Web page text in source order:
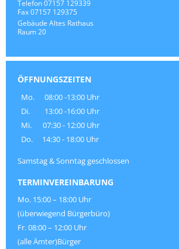
Telefon 07157 129339
Fax 07157 129375
Gebäude Altes Rathaus
Raum20
ÖFFNUNGSZEITEN
Mo.
08:00 -13:00 Uhr
Di.
13:00 -16:00 Uhr
Mi.
07:30 - 12:00 Uhr
Do.
14:30 - 18:00 Uhr
Samstag & Sonntag geschlossen
TERMINVEREINBARUNG
Mo. 15:00 – 18:00 Uhr
(überwiegend Bürgerbüro)
Fr. 08:00 – 12:00 Uhr
(alle Ämter)Bürger